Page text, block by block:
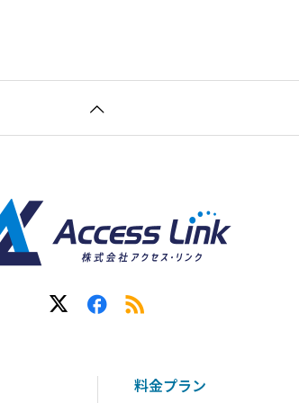
料金プラン